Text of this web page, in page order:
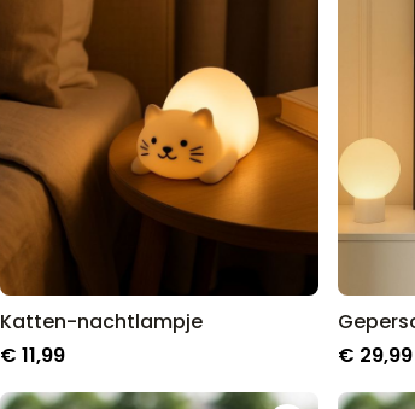
Katten-nachtlampje
€ 11,99
€ 29,99